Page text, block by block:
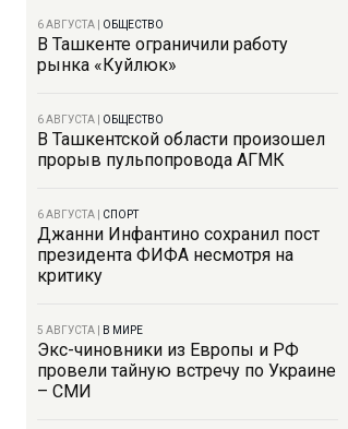
6 АВГУСТА ОБЩЕСТВО
В Ташкенте ограничили работу
рынка «Куйлюк»
6 АВГУСТА ОБЩЕСТВО
В Ташкентской области произошел
прорыв пульпопровода АГМК
6 АВГУСТА СПОРТ
Джанни Инфантино сохранил пост
президента ФИФА несмотря на
критику
5 АВГУСТА В МИРЕ
Экс-чиновники из Европы и РФ
провели тайную встречу по Украине
– СМИ